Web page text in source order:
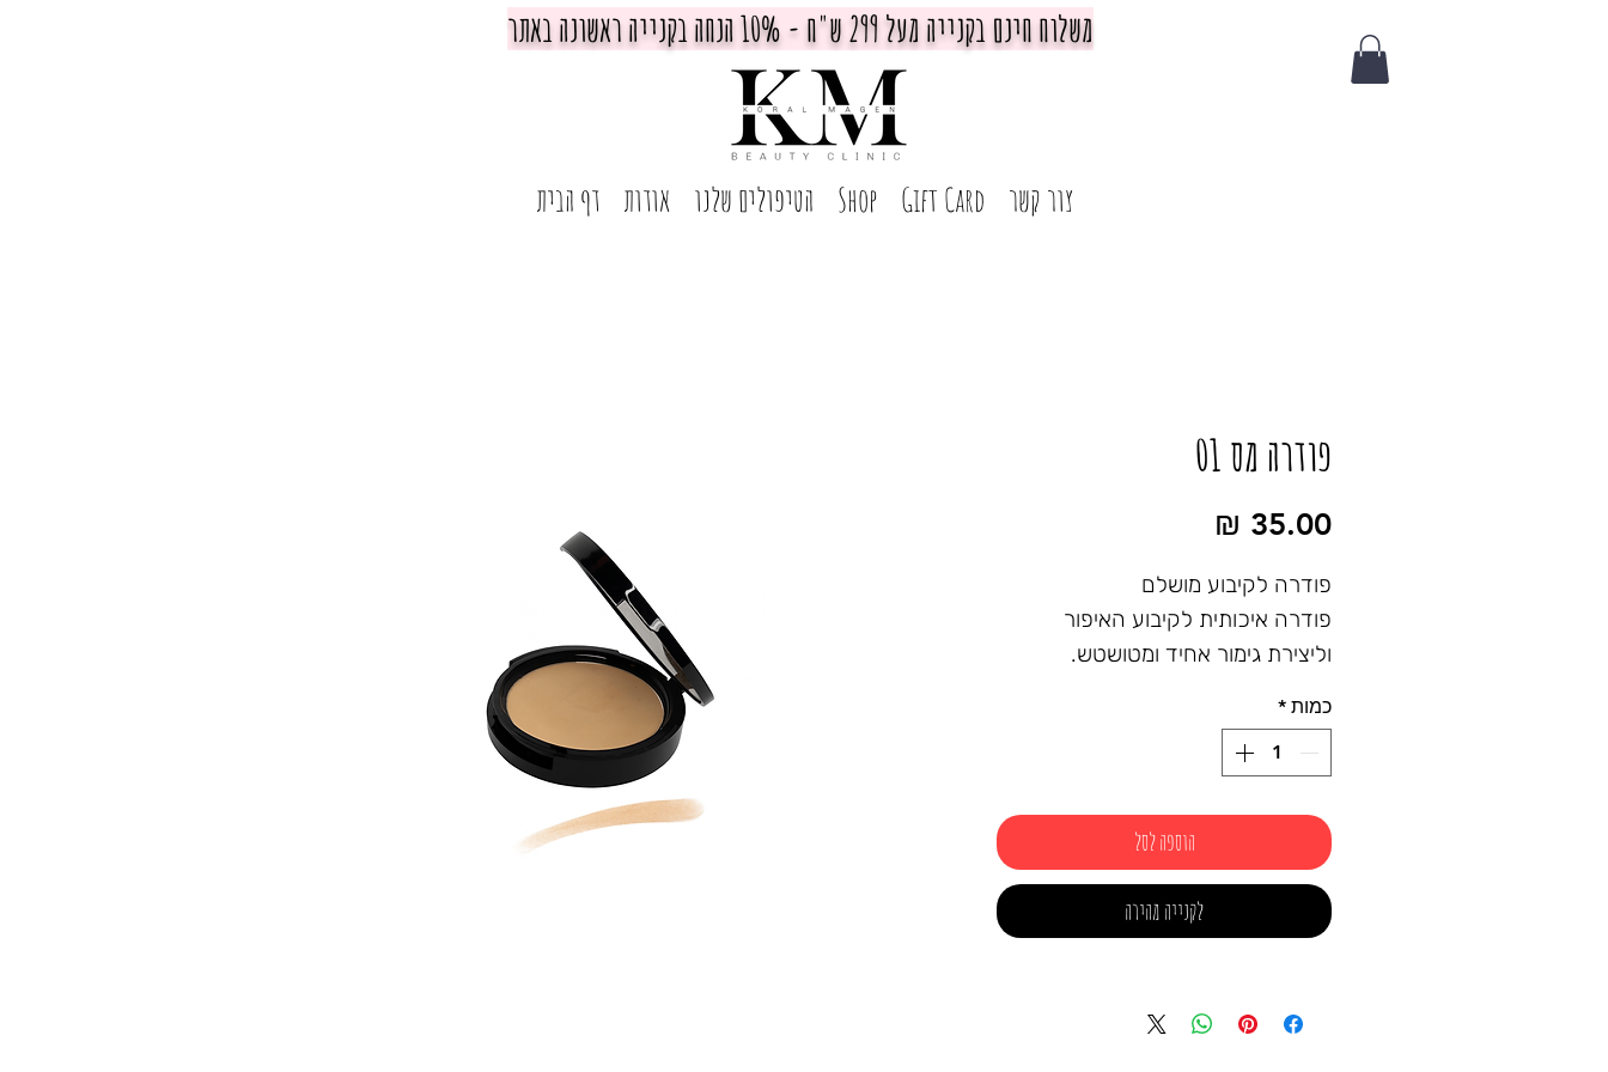
משלוח חינם בקנייה מעל 299 ש"ח - 10% הנחה בקנייה ראשונה באתר
דף הבית אודות הטיפולים שלנו Shop Gift Card צור קשר
פודרה מס 01
פודרה לקיבוע מושלם
פודרה איכותית לקיבוע האיפור
וליצירת גימור אחיד ומטושטש.
מונעת ברק ומעניקה מראה טבעי ורענן
לאורך כל היום.
✔ מקבעת את האיפור ושומרת עליו
לאורך זמן
✔ מתאימה לכל סוגי העור
כמות *
הוספה לסל
לקנייה מהירה